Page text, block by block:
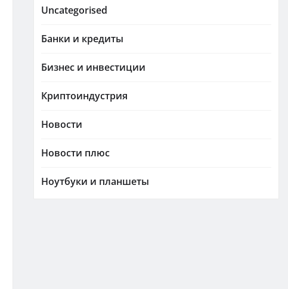
Uncategorised
Банки и кредиты
Бизнес и инвестиции
Криптоиндустрия
Новости
Новости плюс
Ноутбуки и планшеты